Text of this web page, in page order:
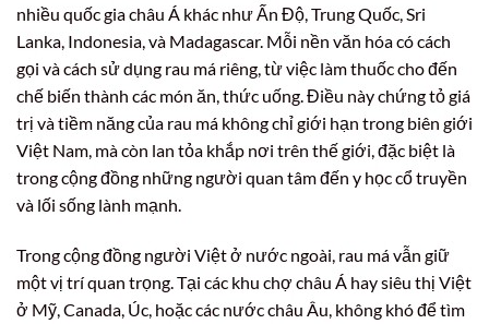
nhiều quốc gia châu Á khác như Ấn Độ, Trung Quốc, Sri
Lanka, Indonesia, và Madagascar. Mỗi nền văn hóa có cách
gọi và cách sử dụng rau má riêng, từ việc làm thuốc cho đến
chế biến thành các món ăn, thức uống. Điều này chứng tỏ giá
trị và tiềm năng của rau má không chỉ giới hạn trong biên giới
Việt Nam, mà còn lan tỏa khắp nơi trên thế giới, đặc biệt là
trong cộng đồng những người quan tâm đến y học cổ truyền
và lối sống lành mạnh.
Trong cộng đồng người Việt ở nước ngoài, rau má vẫn giữ
một vị trí quan trọng. Tại các khu chợ châu Á hay siêu thị Việt
ở Mỹ, Canada, Úc, hoặc các nước châu Âu, không khó để tìm